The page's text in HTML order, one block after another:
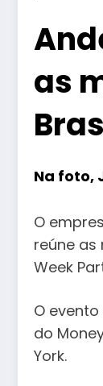
as
Na foto,
O
reúne as
Week
O
do
York.